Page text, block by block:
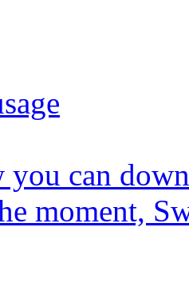
you can
moment,